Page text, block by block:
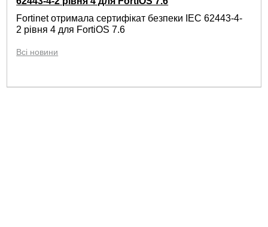
Fortinet отримала сертифікат безпеки IEC 62443-4-
2 рівня 4 для FortiOS 7.6
Всі новини